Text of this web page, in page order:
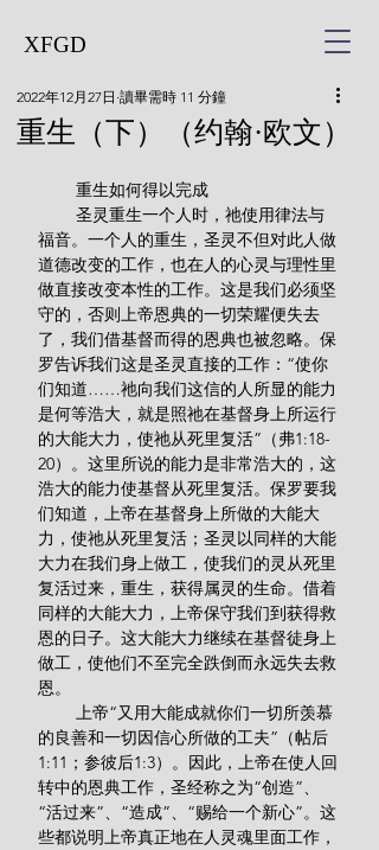
XFGD
重生（下）（约翰·欧文）
2022年12月27日 讀畢需時 11 分鐘
        重生如何得以完成
福音。一个人的重生，圣灵不但对此人做
道德改变的工作，也在人的心灵与理性里
做直接改变本性的工作。这是我们必须坚
守的，否则上帝恩典的一切荣耀便失去
了，我们借基督而得的恩典也被忽略。保
罗告诉我们这是圣灵直接的工作：“使你
们知道……祂向我们这信的人所显的能力
是何等浩大，就是照祂在基督身上所运行
的大能大力，使祂从死里复活”（弗1:18-
20）。这里所说的能力是非常浩大的，这
浩大的能力使基督从死里复活。保罗要我
们知道，上帝在基督身上所做的大能大
力，使祂从死里复活；圣灵以同样的大能
大力在我们身上做工，使我们的灵从死里
复活过来，重生，获得属灵的生命。借着
同样的大能大力，上帝保守我们到获得救
恩的日子。这大能大力继续在基督徒身上
做工，使他们不至完全跌倒而永远失去救
恩。
的良善和一切因信心所做的工夫”（帖后
1:11；参彼后1:3）。因此，上帝在使人回
转中的恩典工作，圣经称之为“创造”、
“活过来”、“造成”、“赐给一个新心”。这
些都说明上帝真正地在人灵魂里面工作，